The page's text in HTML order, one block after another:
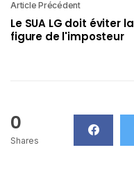
Article Précédent
Le SUA LG doit éviter la
figure de l'imposteur
0
Shares